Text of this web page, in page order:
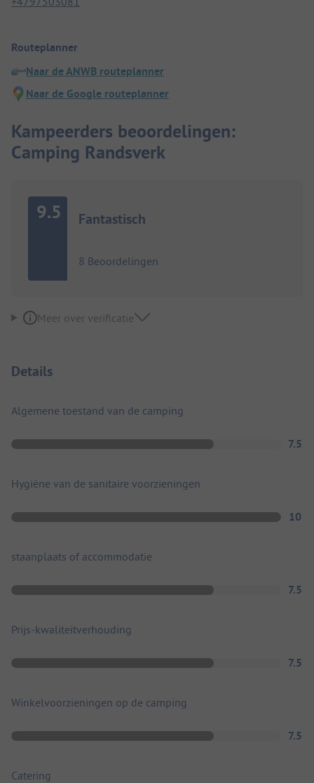
Routeplanner
Naar de ANWB routeplanner
Naar de Google routeplanner
Kampeerders beoordelingen:
Camping Randsverk
9.5 Fantastisch
8 Beoordelingen
Meer over verificatie
Details
Algemene toestand van de camping
7.5
Hygiëne van de sanitaire voorzieningen
10
staanplaats of accommodatie
7.5
Prijs-kwaliteitverhouding
7.5
Winkelvoorzieningen op de camping
7.5
Catering